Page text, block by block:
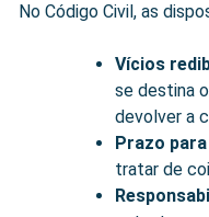
No Código Civil, as
Vícios
se destina
devolver a
Prazo
tratar de